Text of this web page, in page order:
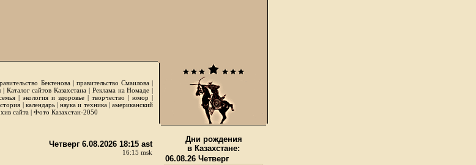
Бектенова| правительство Смаилова|
| Каталог сайтов Казахстана | Реклама на Номаде |
| экология и здоровье | творчество | юмор |
| календарь|наука и техника|американский
сайта | Фото Казахстан-2050
Четверг 6.08.2026 18:15 ast
16:15 msk
Дни рождения
в Казахстане:
06.08.26 Четверг